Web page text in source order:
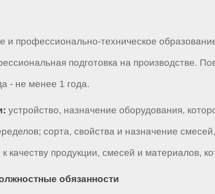
профессионально-техническое
подготовка на производстве.
- не менее 1 года.
устройство, назначение оборудования,
сорта, свойства и назначение
качеству продукции, смесей и материалов,
обязанности